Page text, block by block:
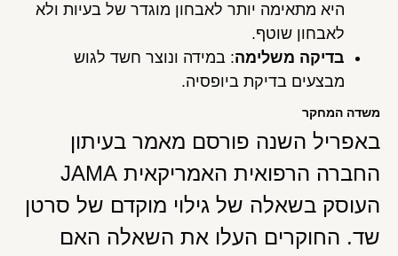
היא מתאימה יותר לאבחון מוגדר של בעיות ולא
לאבחון שוטף.
בדיקה משלימה: במידה ונוצר חשד לגוש
מבצעים בדיקת ביופסיה.
משדה המחקר
באפריל השנה פורסם מאמר בעיתון
החברה הרפואית האמריקאית JAMA
העוסק בשאלה של גילוי מוקדם של סרטן
שד. החוקרים העלו את השאלה האם